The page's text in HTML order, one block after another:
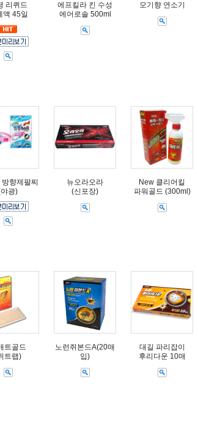
리퀴드
액 45일
에프킬라 킨 수성
에어로솔 500ml
모기향 연소기
향제팔찌
광)
뉴오라오라
(신포장)
New 클리어킬
파워골드 (300ml)
트골드
트랩)
노런쥐본드A(20매
입)
대길 파리잡이
후리다운 10매